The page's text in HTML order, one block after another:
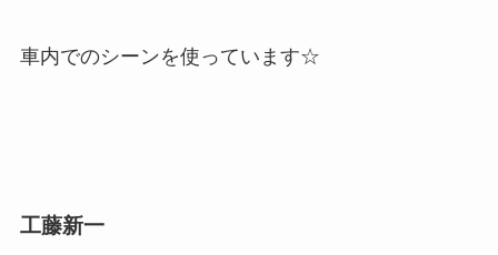
車内でのシーンを使っています☆
工藤新一